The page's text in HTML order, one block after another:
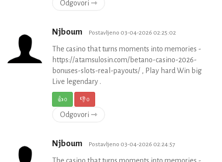
Odgovori ⇾
Njboum Postavljeno 03-04-2026 02:25:02
The casino that turns moments into memories -
https://atamsulosin.com/betano-casino-2026-
bonuses-slots-real-payouts/ , Play hard Win big
Live legendary .
👍0 👎0
Odgovori ⇾
Njboum Postavljeno 03-04-2026 02:24:57